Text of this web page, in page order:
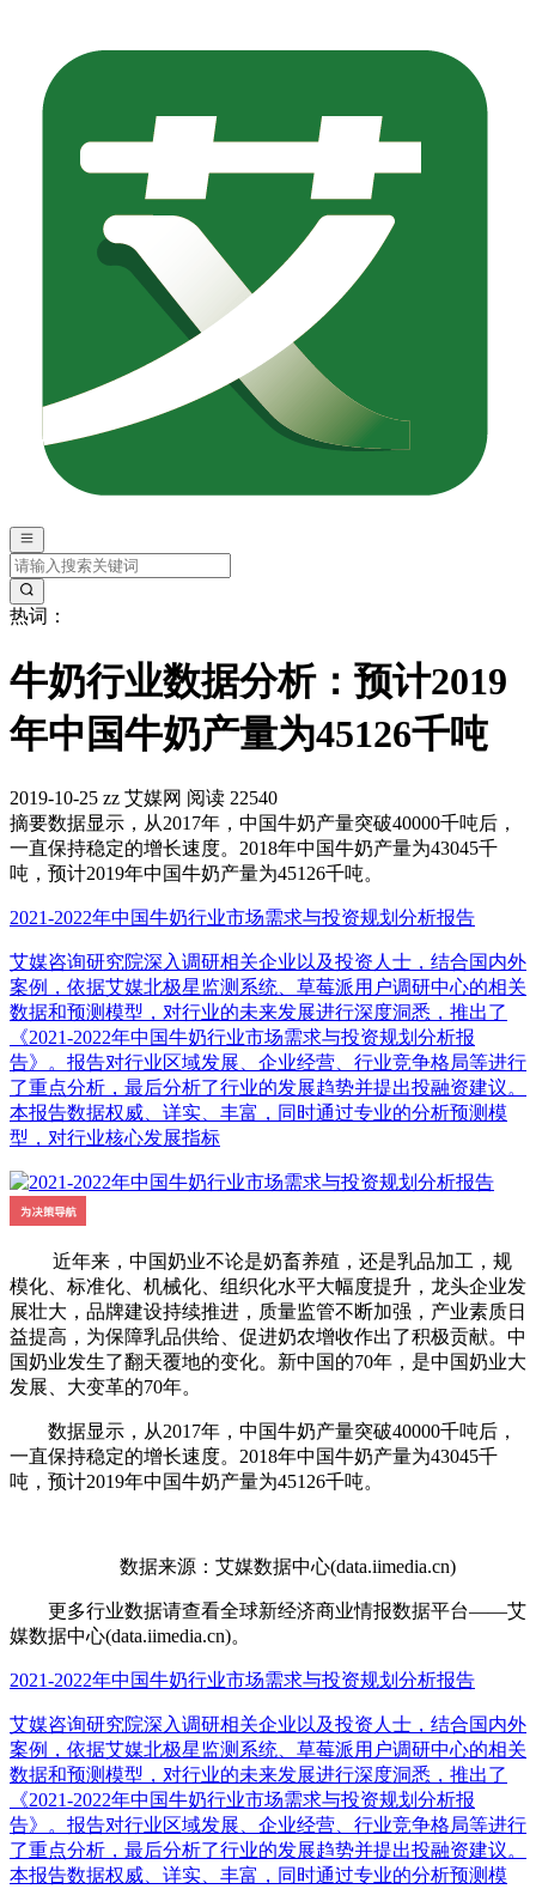
热词：
牛奶行业数据分析：预计2019
年中国牛奶产量为45126千吨
2019-10-25 zz 艾媒网 阅读 22540
摘要数据显示，从2017年，中国牛奶产量突破40000千吨后，
一直保持稳定的增长速度。2018年中国牛奶产量为43045千
吨，预计2019年中国牛奶产量为45126千吨。
2021-2022年中国牛奶行业市场需求与投资规划分析报告
艾媒咨询研究院深入调研相关企业以及投资人士，结合国内外
案例，依据艾媒北极星监测系统、草莓派用户调研中心的相关
数据和预测模型，对行业的未来发展进行深度洞悉，推出了
《2021-2022年中国牛奶行业市场需求与投资规划分析报
告》。报告对行业区域发展、企业经营、行业竞争格局等进行
了重点分析，最后分析了行业的发展趋势并提出投融资建议。
本报告数据权威、详实、丰富，同时通过专业的分析预测模
型，对行业核心发展指标
近年来，中国奶业不论是奶畜养殖，还是乳品加工，规
模化、标准化、机械化、组织化水平大幅度提升，龙头企业发
展壮大，品牌建设持续推进，质量监管不断加强，产业素质日
益提高，为保障乳品供给、促进奶农增收作出了积极贡献。中
国奶业发生了翻天覆地的变化。新中国的70年，是中国奶业大
发展、大变革的70年。
数据显示，从2017年，中国牛奶产量突破40000千吨后，
一直保持稳定的增长速度。2018年中国牛奶产量为43045千
吨，预计2019年中国牛奶产量为45126千吨。
数据来源：艾媒数据中心(data.iimedia.cn)
更多行业数据请查看全球新经济商业情报数据平台——艾
媒数据中心(data.iimedia.cn)。
2021-2022年中国牛奶行业市场需求与投资规划分析报告
艾媒咨询研究院深入调研相关企业以及投资人士，结合国内外
案例，依据艾媒北极星监测系统、草莓派用户调研中心的相关
数据和预测模型，对行业的未来发展进行深度洞悉，推出了
《2021-2022年中国牛奶行业市场需求与投资规划分析报
告》。报告对行业区域发展、企业经营、行业竞争格局等进行
了重点分析，最后分析了行业的发展趋势并提出投融资建议。
本报告数据权威、详实、丰富，同时通过专业的分析预测模